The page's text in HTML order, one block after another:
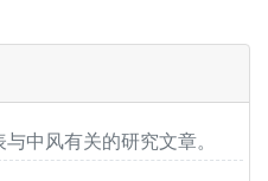
中风有关的研究文章。